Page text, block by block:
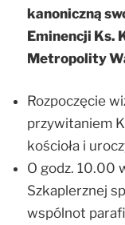
kanoniczną
Eminencji Ks.
Metropolity
Rozpoczęcie
przywitaniem
kościoła i
O godz. 10.00
Szkaplerznej
wspólnot